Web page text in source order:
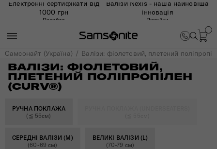
Електронні сертифікати від
1000 грн
Перейти
Валізи Nexis - наша найновіша
інновація
Перейти
Самсонайт (Україна) Валізи: фіолетовий, плетений
ВАЛІЗИ: ФІОЛЕТОВИЙ,
ПЛЕТЕНИЙ ПОЛІПРОПІЛЕН
(CURV®)
РУЧНА ПОКЛАЖА
(≦ 55см)
СЕРЕДНІ ВАЛІЗИ (M)
(60-69 см)
ВЕЛИКІ ВАЛІЗИ (L)
(70-79 см)